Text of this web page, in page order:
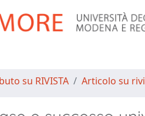
su RIVISTA Articolo su